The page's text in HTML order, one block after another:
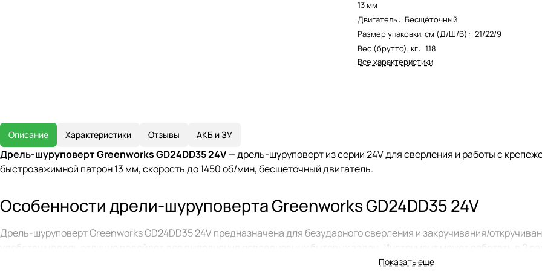
13 мм
Двигатель: Бесщёточный
Размер упаковки, см (Д/Ш/В) : 21/22/9
Вес (брутто), кг: 1.18
Все характеристики
Описание Характеристики Отзывы АКБ и ЗУ
Дрель-шуруповерт Greenworks GD24DD35 24V— дрель-шуруповерт из серии 24V для сверления и работы с
быстрозажимной патрон 13 мм, скорость до 1450 об/мин, бесщеточный двигатель.
Особенности дрели-шуруповерта Greenworks GD24DD35 24V
Дрель-шуруповерт Greenworks GD24DD35 24V предназначена для безударного сверления и закручивания/
удобству модель отлично подойдет для выполнения повседневных бытовых задач. Инструмент может работать в 2
регулировкой и реверсом: первая скорость 0-380 об/мин, вторая скорость 0-1450 об/мин. Крутящий момент 35 Нм
Показать еще